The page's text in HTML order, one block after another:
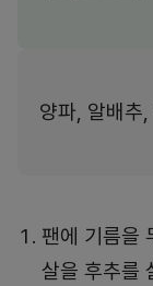
양파, 알배추
팬에 기름을
살을 후추를